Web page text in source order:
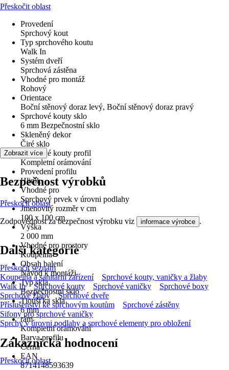
Přeskočit oblast
Provedení
Sprchový kout
Typ sprchového koutu
Walk In
Systém dveří
Sprchová zástěna
Vhodné pro montáž
Rohový
Orientace
Boční stěnový doraz levý, Boční stěnový doraz pravý
Sprchové kouty sklo
6 mm Bezpečnostní sklo
Skleněný dekor
Čiré sklo
Sprchové kouty profil
Kompletní orámování
Provedení profilu
Hliník
Vhodné pro
Sprchový prvek v úrovni podlahy
Jmenovitý rozměr v cm
100 x 100 cm
Výška
2 000 mm
Vhodné pro prostory
Koupelna
Obsah balení
Návod k montáži
Typ skla
Bezpečnostní sklo
Tloušťka skla
6 mm
rám
Kompletní orámování
Barva profilu
Černá
EAN
8714148593639
Zobrazit více
Bezpečnost výrobků
Přeskočit oblast
Zodpovědnost za bezpečnost výrobku viz informace výrobce .
Další kategorie
Přeskočit seznam
Koupelna a sanitární zařízení
Sprchové kouty, vaničky a žlaby
Walk In
Sprchové kouty Sprchové vaničky
Sprchové boxy
Sprchové žlaby
Sprchové dveře
Příslušenství ke sprchovým koutům
Sprchové zástěny
Sifony pro sprchové vaničky
Sprchy v úrovni podlahy a sprchové elementy pro obložení
Zákaznická hodnocení
Přeskočit oblast